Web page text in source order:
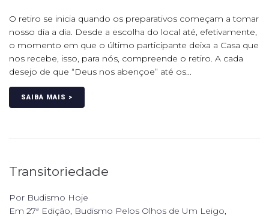
O retiro se inicia quando os preparativos começam a tomar
nosso dia a dia. Desde a escolha do local até, efetivamente,
o momento em que o último participante deixa a Casa que
nos recebe, isso, para nós, compreende o retiro. A cada
desejo de que “Deus nos abençoe” até os...
SAIBA MAIS >
Transitoriedade
Por Budismo Hoje
Em 27ª Edição, Budismo Pelos Olhos de Um Leigo,